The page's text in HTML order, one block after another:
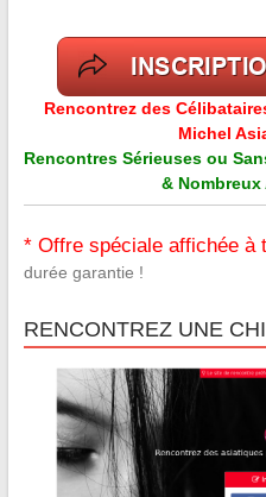
Rencontrez des
Michel
Rencontres Sérieuses ou
& Nombreux
* Offre spéciale affichée à
durée garantie !
RENCONTREZ UNE